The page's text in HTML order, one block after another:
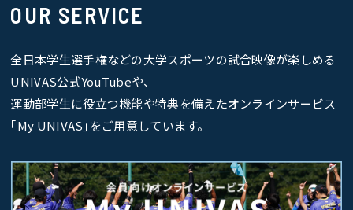
OUR SERVICE
全日本学生選手権などの大学スポーツの試合映像が楽しめる
UNIVAS公式YouTubeや、
運動部学生に役立つ機能や特典を備えたオンラインサービス
｢My UNIVAS｣をご用意しています。